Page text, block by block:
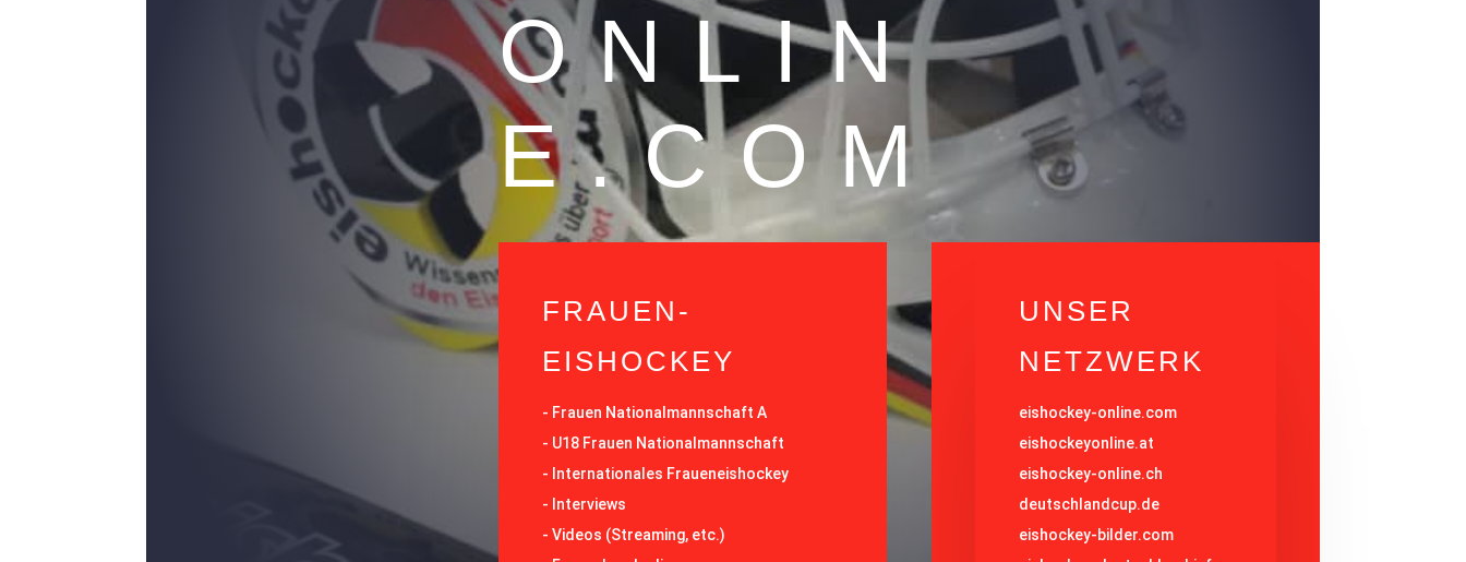
ONLIN
E.COM
FRAUEN-
EISHOCKEY
- Frauen Nationalmannschaft A
- U18 Frauen Nationalmannschaft
- Internationales Fraueneishockey
- Interviews
- Videos (Streaming, etc.)
UNSER
NETZWERK
eishockey-online.com
eishockeyonline.at
eishockey-online.ch
deutschlandcup.de
eishockey-bilder.com